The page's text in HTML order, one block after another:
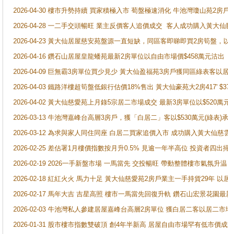
2026-04-30 樓市升勢持續 買家積極入市 荀盤極速消化 牛池灣瓊山苑2房
2026-04-28 一二手交頭暢旺 業主反價客人追價成交 客人成功購入黃大
2026-04-23 黃大仙居屋慈安苑盤源一直短缺，同區客即睇即買2房筍盤，
2026-04-16 鑽石山居屋皇龍蟠苑最新2房單位以自由市場價$458萬元沽出
2026-04-09 巨無霸3房單位買少見少 黃大仙盈福苑3房戶獲同區綠表客以
2026-04-03 鐵路洋樓超筍盤低銀行估價18%售出 黃大仙豪苑大2房417'
2026-04-02 黃大仙慈愛苑上月錄5宗居二市場成交 最新3房單位以$520萬
2026-03-13 牛池灣嘉峰台高層3房戶，獲「白居二」客以$530萬元(綠表)
2026-03-12 為求與家人同住同座 白居二買家追價入市 成功購入黃大仙
2026-02-25 差估署1月樓價指數按月升0.5% 見逾一年半高位 投資者四
2026-02-19 2026一手新盤市場 一馬當先 交投暢旺 帶動整體樓市氣氛升
2026-02-18 紅紅火火 馬力十足 黃大仙慈愛苑2房戶業主一手持貨29年 以
2026-02-17 馬年大吉 吉星高照 樓市一馬當先回復升軌 鑽石山宏景花園
2026-02-03 牛池灣私人參建居屋嘉峰台高層2房單位 獲白居二客以居二市
2026-01-31 股市樓市指數雙破頂 創4年半新高 居屋自由市場罕有低市價